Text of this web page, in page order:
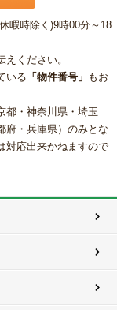
暇時除く)9時00分～18
えください。
いる 「物件番号」 もお
都・神奈川県・埼玉
府・兵庫県）のみとな
対応出来かねますので